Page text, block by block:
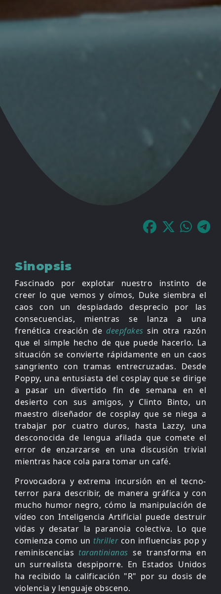
Sinopsis
Fascinado por explotar nuestro instinto de
creer lo que vemos y oímos, Duke siembra el
caos con un despiadado desprecio por las
consecuencias, mientras se lanza a una
frenética creación de deepfakes sin otra razón
que el simple hecho de que puede hacerlo. La
situación se convierte rápidamente en un caos
sangriento con tramas entrecruzadas. Desde
Poppy, una entusiasta del cosplay que se dirige
a pasar un divertido fin de semana en el
desierto con sus amigos, y Clinto Binto, un
maestro diseñador de cosplay que se niega a
trabajar por cuatro duros, hasta Lazzy, una
desconocida de lengua afilada que comete el
error de enzarzarse en una discusión trivial
mientras hace cola para tomar un café.
Provocadora y extrema incursión en el tecno-
terror para describir, de manera gráfica y con
mucho humor negro, cómo la manipulación de
vídeo con Inteligencia Artificial puede destruir
vidas y desatar la paranoia colectiva. Lo que
comienza como un thrillercon influencias pop y
reminiscencias tarantinianas se transforma en
un surrealista despiporre. En Estados Unidos
ha recibido la calificación "R" por su dosis de
violencia y lenguaje obsceno.